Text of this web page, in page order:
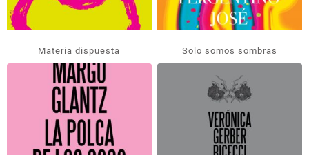
Materia dispuesta Solo somos sombras